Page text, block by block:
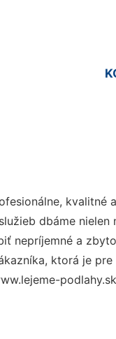
dbáme
nepríjemné a
ktorá je